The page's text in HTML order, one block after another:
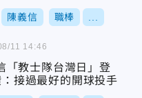
陳義信 職棒
「教士隊台灣日」登
接過最好的開球投手
11 14:46